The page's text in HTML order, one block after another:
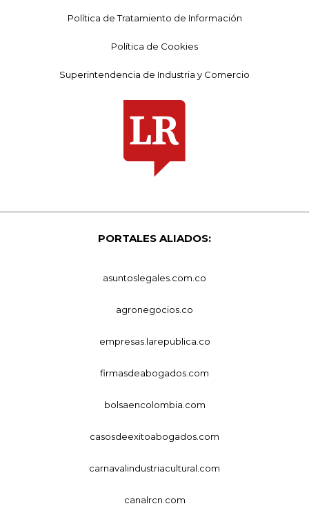
Política de Tratamiento de Información
Política de Cookies
Superintendencia de Industria y Comercio
PORTALES ALIADOS:
asuntoslegales.com.co
agronegocios.co
empresas.larepublica.co
firmasdeabogados.com
bolsaencolombia.com
casosdeexitoabogados.com
carnavalindustriacultural.com
canalrcn.com